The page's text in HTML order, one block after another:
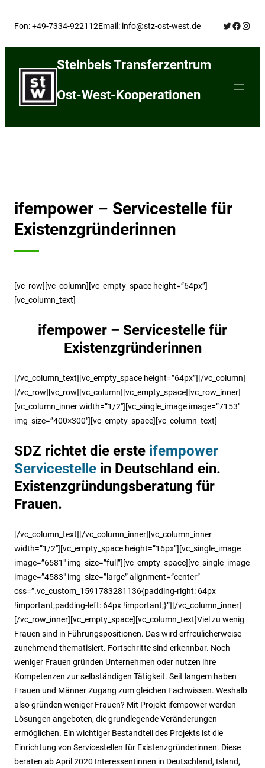
Fon: +49-7334-922112Email: info@stz-ost-west.de Twitter
Steinbeis Transferzentrum
Ost-West-Kooperationen
ifempower – Servicestelle für
Existenzgründerinnen
[vc_row][vc_column][vc_empty_space height=”64px”]
[vc_column_text]
ifempower – Servicestelle für
Existenzgründerinnen
[/vc_column_text][vc_empty_space height=”64px”][/vc_column]
[/vc_row][vc_row][vc_column][vc_empty_space][vc_row_inner]
[vc_column_inner width=”1/2″][vc_single_image image=”7153″
img_size=”400×300″][vc_empty_space][vc_column_text]
SDZ richtet die erste ifempower
Servicestellein Deutschland ein.
Existenzgründungsberatung für
Frauen.
[/vc_column_text][/vc_column_inner][vc_column_inner
width=”1/2″][vc_empty_space height=”16px”][vc_single_image
image=”6581″ img_size=”full”][vc_empty_space][vc_single_image
image=”4583″ img_size=”large” alignment=”center”
css=”.vc_custom_1591783281136{padding-right: 64px
!important;padding-left: 64px !important;}”][/vc_column_inner]
[/vc_row_inner][vc_empty_space][vc_column_text]Viel zu wenig
Frauen sind in Führungspositionen. Das wird erfreulicherweise
zunehmend thematisiert. Fortschritte sind erkennbar. Noch
weniger Frauen gründen Unternehmen oder nutzen ihre
Kompetenzen zur selbständigen Tätigkeit. Seit langem haben
Frauen und Männer Zugang zum gleichen Fachwissen. Weshalb
also gründen weniger Frauen? Mit Projekt ifempower werden
Lösungen angeboten, die grundlegende Veränderungen
ermöglichen. Ein wichtiger Bestandteil des Projekts ist die
Einrichtung von Servicestellen für Existenzgründerinnen. Diese
beraten ab April 2020 Interessentinnen in Deutschland, Island,